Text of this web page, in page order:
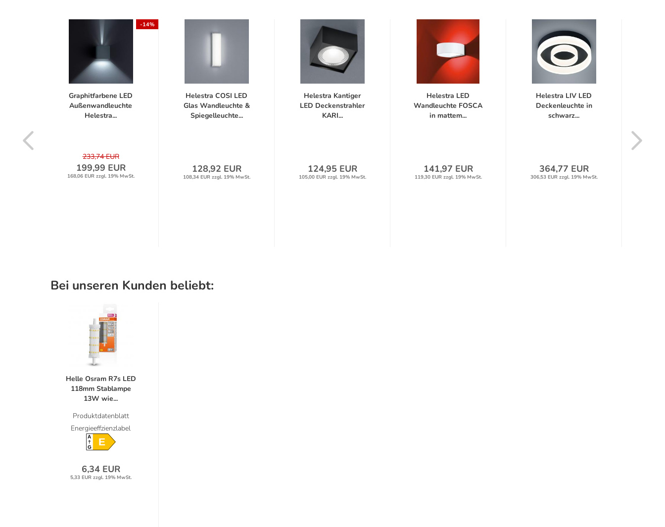
-14%
Graphitfarbene LED
Außenwandleuchte
Helestra...
233,74 EUR
199,99 EUR
168,06 EUR zzgl. 19% MwSt.
Helestra COSI LED
Glas Wandleuchte &
Spiegelleuchte...
128,92 EUR
108,34 EUR zzgl. 19% MwSt.
Helestra Kantiger
LED Deckenstrahler
KARI...
124,95 EUR
105,00 EUR zzgl. 19% MwSt.
Helestra LED
Wandleuchte FOSCA
in mattem...
141,97 EUR
119,30 EUR zzgl. 19% MwSt.
Helestra LIV LED
Deckenleuchte in
schwarz...
364,77 EUR
306,53 EUR zzgl. 19% MwSt.
Bei unseren Kunden beliebt:
Helle Osram R7s LED
118mm Stablampe
13W wie...
Produktdatenblatt
Energieeffzienzlabel
A
GE
6,34 EUR
5,33 EUR zzgl. 19% MwSt.